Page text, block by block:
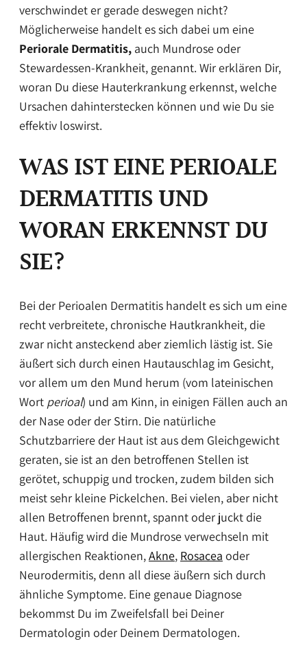
verschwindet er gerade deswegen nicht?
Möglicherweise handelt es sich dabei um eine
Periorale Dermatitis, auch Mundrose oder
Stewardessen-Krankheit, genannt. Wir erklären Dir,
woran Du diese Hauterkrankung erkennst, welche
Ursachen dahinterstecken können und wie Du sie
effektiv loswirst.
WAS IST EINE PERIOALE
DERMATITIS UND
WORAN ERKENNST DU
SIE?
Bei der Perioalen Dermatitis handelt es sich um eine
recht verbreitete, chronische Hautkrankheit, die
zwar nicht ansteckend aber ziemlich lästig ist. Sie
äußert sich durch einen Hautauschlag im Gesicht,
vor allem um den Mund herum (vom lateinischen
Wort perioal) und am Kinn, in einigen Fällen auch an
der Nase oder der Stirn. Die natürliche
Schutzbarriere der Haut ist aus dem Gleichgewicht
geraten, sie ist an den betroffenen Stellen ist
gerötet, schuppig und trocken, zudem bilden sich
meist sehr kleine Pickelchen. Bei vielen, aber nicht
allen Betroffenen brennt, spannt oder juckt die
Haut. Häufig wird die Mundrose verwechseln mit
allergischen Reaktionen,Akne, Rosacea oder
Neurodermitis, denn all diese äußern sich durch
ähnliche Symptome. Eine genaue Diagnose
bekommst Du im Zweifelsfall bei Deiner
Dermatologin oder Deinem Dermatologen.